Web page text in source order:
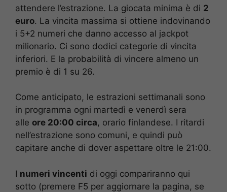
attendere l’estrazione. La giocata minima è di 2
euro. La vincita massima si ottiene indovinando
i 5+2 numeri che danno accesso al jackpot
milionario. Ci sono dodici categorie di vincita
inferiori. E la probabilità di vincere almeno un
premio è di 1 su 26.
Come anticipato, le estrazioni settimanali sono
in programma ogni martedì e venerdì sera
alle ore 20:00 circa, orario finlandese. I ritardi
nell’estrazione sono comuni, e quindi può
capitare anche di dover aspettare oltre le 21:00.
I numeri vincenti di oggi compariranno qui
sotto (premere F5 per aggiornare la pagina, se